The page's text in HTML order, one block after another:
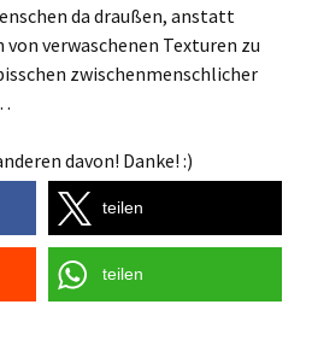
da draußen, anstatt
verwaschenen Texturen zu
zwischenmenschlicher
davon! Danke! :)
teilen
teilen